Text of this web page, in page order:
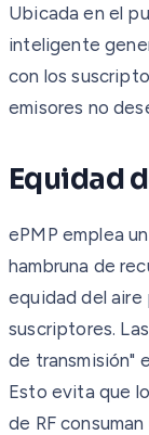
Ubicada en el
inteligente
con los
emisores no
Equidad
ePMP emplea
hambruna de
equidad del aire
suscriptores.
de transmisión"
Esto evita que
de RF